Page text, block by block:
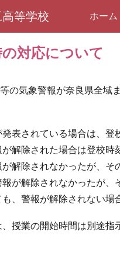
等学校 ホーム
対応について
の気象警報が奈良県全域
表されている場合は、登
解除された場合は登校時
解除されなかったが、そ
が解除されなかったが、
、警報が解除されない場
業の開始時間は別途指示